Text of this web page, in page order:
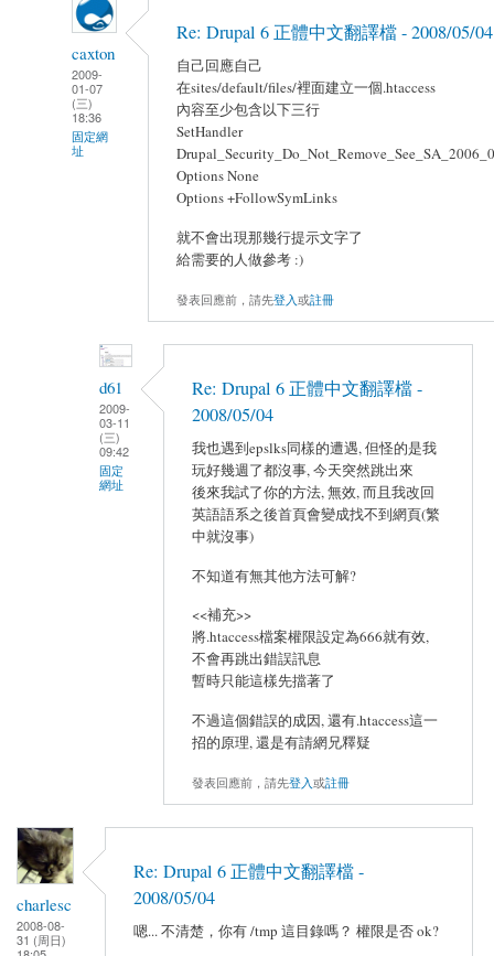
caxton
2009-
01-07
(三)
18:36
固定網
址
Re: Drupal 6 正體中文翻譯檔 - 2008/05/04
自己回應自己
在sites/default/files/裡面建立一個.htaccess
內容至少包含以下三行
SetHandler
Options None
Options +FollowSymLinks
就不會出現那幾行提示文字了
給需要的人做參考 :)
發表回應前，請先登入或註冊
d61
2009-
03-11
(三)
09:42
固定
網址
Re: Drupal 6 正體中文翻譯檔 -
2008/05/04
我也遇到epslks同樣的遭遇, 但怪的是我
玩好幾週了都沒事, 今天突然跳出來
後來我試了你的方法, 無效, 而且我改回
英語語系之後首頁會變成找不到網頁(繁
中就沒事)
不知道有無其他方法可解?
<<補充>>
將.htaccess檔案權限設定為666就有效,
不會再跳出錯誤訊息
暫時只能這樣先擋著了
不過這個錯誤的成因, 還有.htaccess這一
招的原理, 還是有請網兄釋疑
發表回應前，請先登入或註冊
charlesc
2008-08-
31 (周日)
Re: Drupal 6 正體中文翻譯檔 -
2008/05/04
嗯... 不清楚，你有 /tmp 這目錄嗎？ 權限是否 ok?